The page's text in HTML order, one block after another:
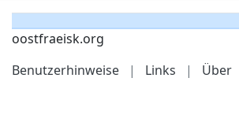
oostfraeisk.org
Benutzerhinweise
| Links | Über